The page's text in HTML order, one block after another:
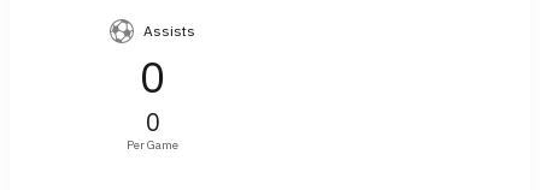
Assists
0
0
Per Game